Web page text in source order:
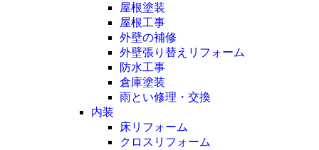
屋根塗装
屋根工事
外壁の補修
外壁張り替えリフォーム
防水工事
倉庫塗装
雨とい修理・交換
内装
床リフォーム
クロスリフォーム